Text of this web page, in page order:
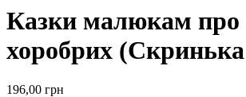
Казки малюкам про
хоробрих
196,00 грн